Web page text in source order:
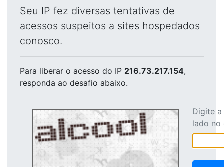
Seu IP fez diversas tentativas de
acessos suspeitos a sites hospedados
conosco.
Para liberar o acesso do IP 216.73.217.154,
responda ao desafio abaixo.
Digite
lado no